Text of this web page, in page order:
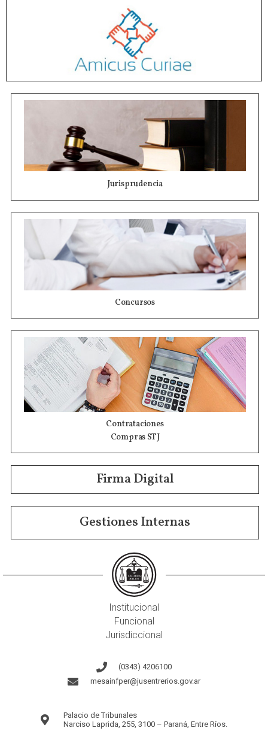
Jurisprudencia
Concursos
Contrataciones
Compras STJ
Firma Digital
Gestiones Internas
Institucional
Funcional
Jurisdiccional
(0343) 4206100
mesainfper@jusentrerios.gov.ar
Palacio de Tribunales
Narciso Laprida, 255, 3100 – Paraná, Entre Ríos.